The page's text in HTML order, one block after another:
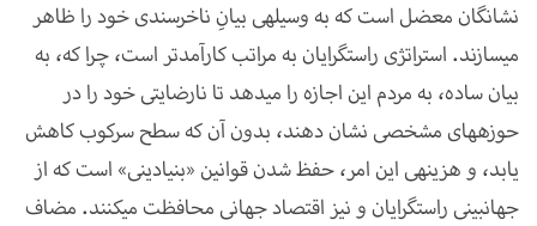
نشانگان معضل است که به وسیله­ی بیانِ ناخرسندی خود را ظاهر
می­سازند. استراتژی راست­گرایان به مراتب کارآمدتر است، چرا که، به
بیان ساده، به مردم این اجازه را می­دهد تا نارضایتی خود را در
حوزه­های مشخصی نشان دهند، بدون آن که سطح سرکوب کاهش
یابد، و هزینه­ی این امر، حفظ شدن قوانین «بنیادینی» است که از
جهان­بینی راست­گرایان و نیز اقتصاد جهانی محافظت می­کنند. مضاف